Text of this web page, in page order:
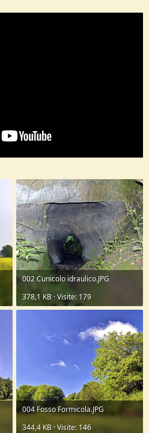
002 Cunicolo idraulico.JPG
378,1 KB · Visite: 179
004 Fosso Formicola.JPG
344,4 KB · Visite: 146